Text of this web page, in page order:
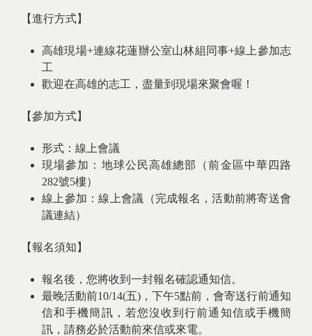
【進行方式】
高雄現場+連線花蓮辦公室山林組同事+線上參加志
工
歡迎在高雄的志工，盡量到現場來聚會喔！
【參加方式】
形式：線上會議
現場參加：地球公民高雄總部（前金區中華四路
282號5樓）
線上參加：線上會議（完成報名，活動前將寄送會
議連結）
【報名須知】
報名後，您將收到一封報名確認通知信。
最晚活動前10/14(五)，下午5點前，會寄送行前通知
信和手機簡訊，若您沒收到行前通知信或手機簡
訊，請務必於活動前來信或來電。